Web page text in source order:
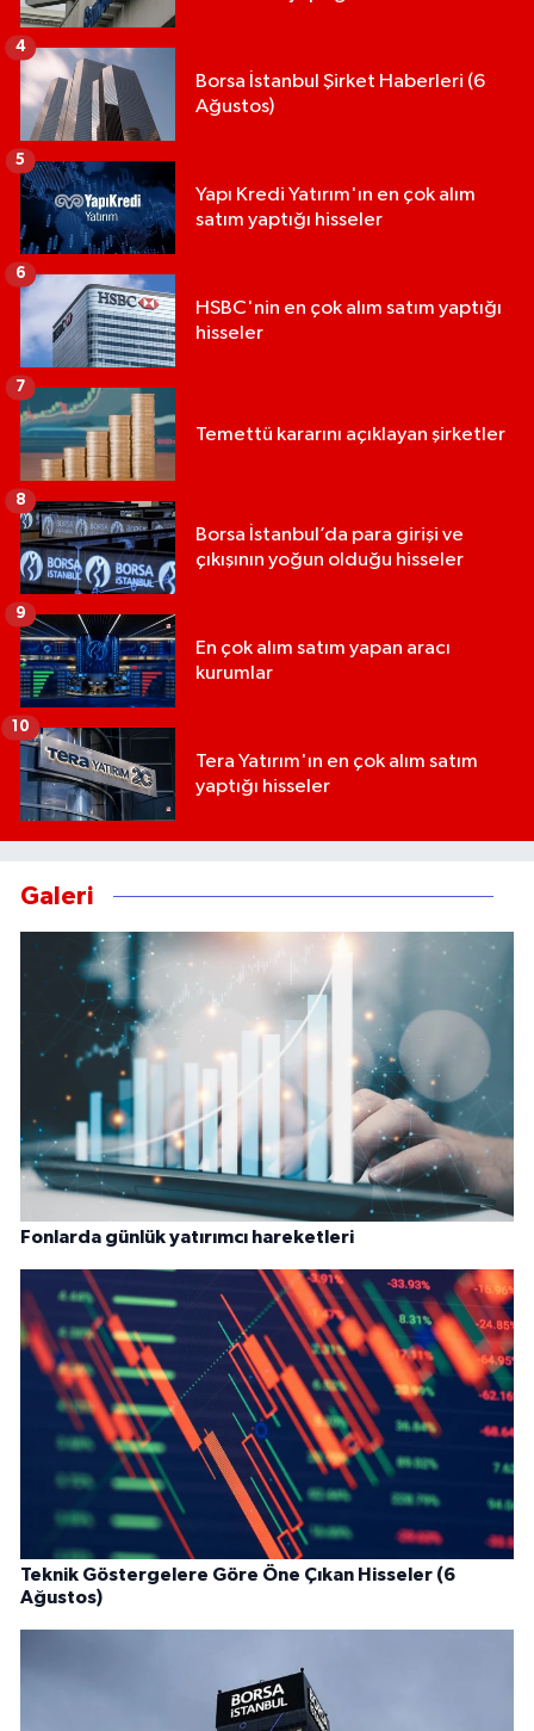
Borsa İstanbul Şirket Haberleri (6
Ağustos)
4
Yapı Kredi Yatırım'ın en çok alım
satım yaptığı hisseler
5
HSBC'nin en çok alım satım yaptığı
hisseler
6
Temettü kararını açıklayan şirketler
7
Borsa İstanbul’da para girişi ve
çıkışının yoğun olduğu hisseler
8
En çok alım satım yapan aracı
kurumlar
9
Tera Yatırım'ın en çok alım satım
yaptığı hisseler
10
Galeri
Fonlarda günlük yatırımcı hareketleri
Teknik Göstergelere Göre Öne Çıkan Hisseler (6
Ağustos)